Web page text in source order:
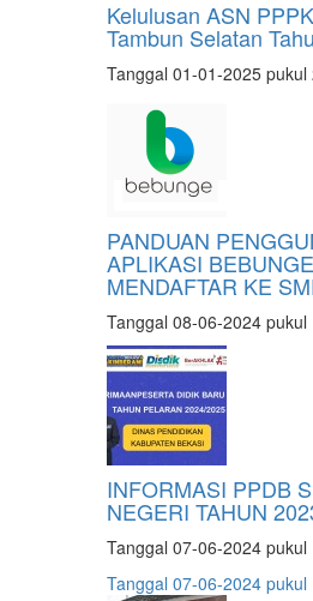
Kelulusan ASN
Tambun Selatan
Tanggal 01-01-2025 pukul
PANDUAN
APLIKASI
MENDAFTAR KE
Tanggal 08-06-2024 pukul
INFORMASI PPDB
NEGERI TAHUN
Tanggal 07-06-2024 pukul
Tanggal 07-06-2024 pukul